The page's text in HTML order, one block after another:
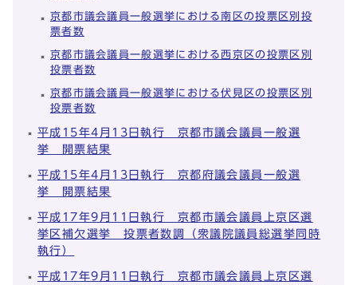
京都市議会議員一般選挙における南区の投票区別投
票者数
京都市議会議員一般選挙における西京区の投票区別
投票者数
京都市議会議員一般選挙における伏見区の投票区別
投票者数
平成15年4月13日執行 京都市議会議員一般選
挙 開票結果
平成15年4月13日執行 京都府議会議員一般選
挙 開票結果
平成17年9月11日執行 京都市議会議員上京区選
挙区補欠選挙 投票者数調（衆議院議員総選挙同時
執行）
平成17年9月11日執行 京都市議会議員上京区選